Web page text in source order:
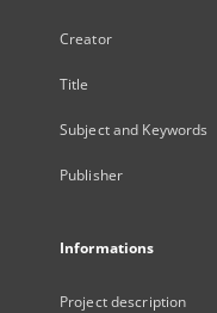
Creator
Title
Subject and Keywords
Publisher
Informations
Project description